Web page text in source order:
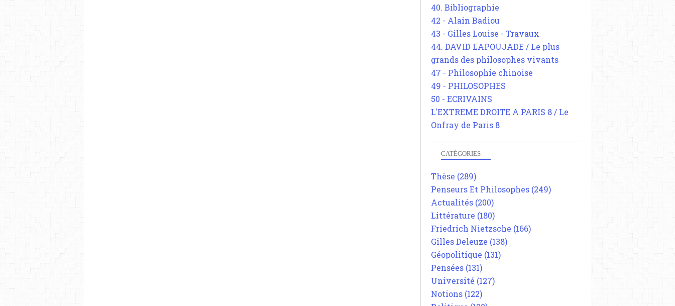
40. Bibliographie
42 - Alain Badiou
43 - Gilles Louise - Travaux
44. DAVID LAPOUJADE / Le plus
grands des philosophes vivants
47 - Philosophie chinoise
49 - PHILOSOPHES
50 - ECRIVAINS
L'EXTREME DROITE A PARIS 8 / Le
Onfray de Paris 8
CATÉGORIES
Thèse (289)
Penseurs Et Philosophes (249)
Actualités (200)
Littérature (180)
Friedrich Nietzsche (166)
Gilles Deleuze (138)
Géopolitique (131)
Pensées (131)
Université (127)
Notions (122)